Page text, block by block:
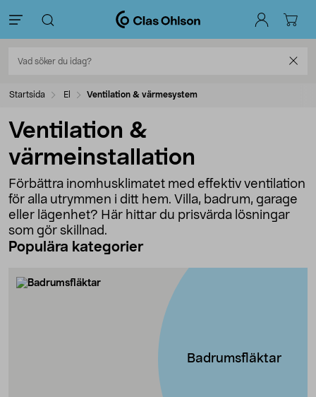
Startsida El Ventilation & värmesystem
Ventilation &
värmeinstallation
Förbättra inomhusklimatet med effektiv ventilation
för alla utrymmen i ditt hem. Villa, badrum, garage
eller lägenhet? Här hittar du prisvärda lösningar
som gör skillnad.
Populära kategorier
Badrumsfläktar